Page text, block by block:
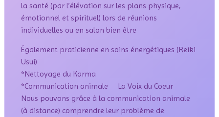
la santé (par l’élévation sur les plans physique,
émotionnel et spirituel) lors de réunions
individuelles ou en salon bien être
Également praticienne en soins énergétiques (Reiki
Usui)
*Nettoyage du Karma
*Communication animale La Voix du Coeur
Nous pouvons grâce à la communication animale
(à distance) comprendre leur problème de